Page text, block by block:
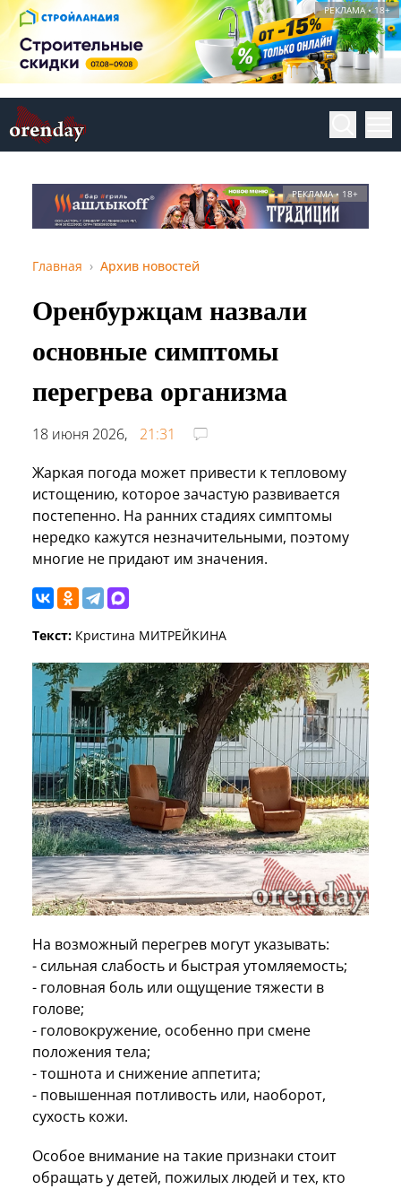
РЕКЛАМА • 18+
РЕКЛАМА • 18+
Главная Архив новостей
Оренбуржцам назвали
основные симптомы
перегрева организма
18 июня 2026,
21:31
Жаркая погода может привести к тепловому
истощению, которое зачастую развивается
постепенно. На ранних стадиях симптомы
нередко кажутся незначительными, поэтому
многие не придают им значения.
Текст: Кристина МИТРЕЙКИНА
На возможный перегрев могут указывать:
- сильная слабость и быстрая утомляемость;
- головная боль или ощущение тяжести в
голове;
- головокружение, особенно при смене
положения тела;
- тошнота и снижение аппетита;
- повышенная потливость или, наоборот,
сухость кожи.
Особое внимание на такие признаки стоит
обращать у детей, пожилых людей и тех, кто